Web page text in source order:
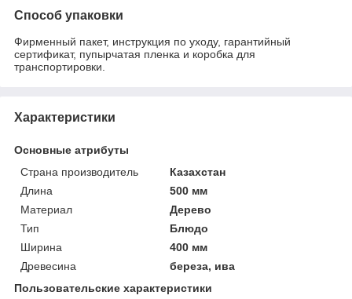
Способ упаковки
Фирменный пакет, инструкция по уходу, гарантийный
сертификат, пупырчатая пленка и коробка для
транспортировки.
Характеристики
Основные атрибуты
Страна производитель
Казахстан
Длина
500 мм
Материал
Дерево
Тип
Блюдо
Ширина
400 мм
Древесина
береза, ива
Пользовательские характеристики